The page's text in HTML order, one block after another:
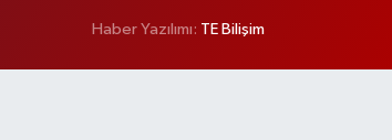
Haber Yazılımı: TE Bilişim